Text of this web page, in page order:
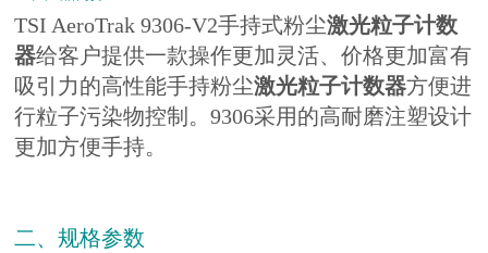
TSI AeroTrak 9306-V2手持式粉尘激光粒子计数
器给客户提供一款操作更加灵活、价格更加富有
吸引力的高性能手持粉尘激光粒子计数器方便进
行粒子污染物控制。9306采用的高耐磨注塑设计
更加方便手持。
二、规格参数